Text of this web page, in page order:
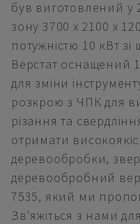
був виготовлений у
зону 3700 x 2100 x
потужністю 10 кВт
Верстат оснащений
для зміни
розкрою з ЧПК для
різання та
отримати
деревообробки,
деревообробний
7535, який ми
Зв'яжіться з нами